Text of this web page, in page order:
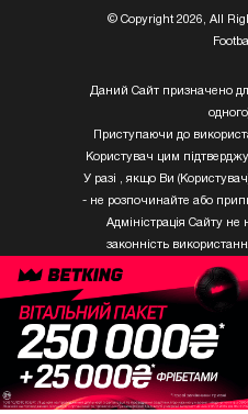
© Copyright 2026, All
Даний Сайт призначено
Приступаючи до
Користувач цим
У разі , якщо Ви
- не розпочинайте або
Адміністрація Сайту не
законність
Користувачем, який не
Твори Getty Images, що
бути використані
дозволу ТОВ